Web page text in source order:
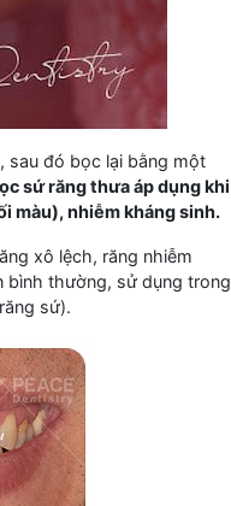
sau đó bọc lại bằng một
sứ răng thưa áp dụng khi
màu), nhiễm kháng sinh.
xô lệch, răng nhiễm
bình thường, sử dụng trong
sứ).